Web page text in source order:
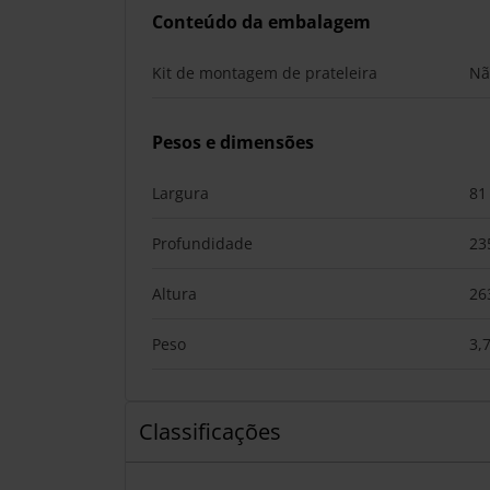
Conteúdo da embalagem
Kit de montagem de prateleira
Pesos e dimensões
Largura
Profundidade
Altura
Peso
Classificações